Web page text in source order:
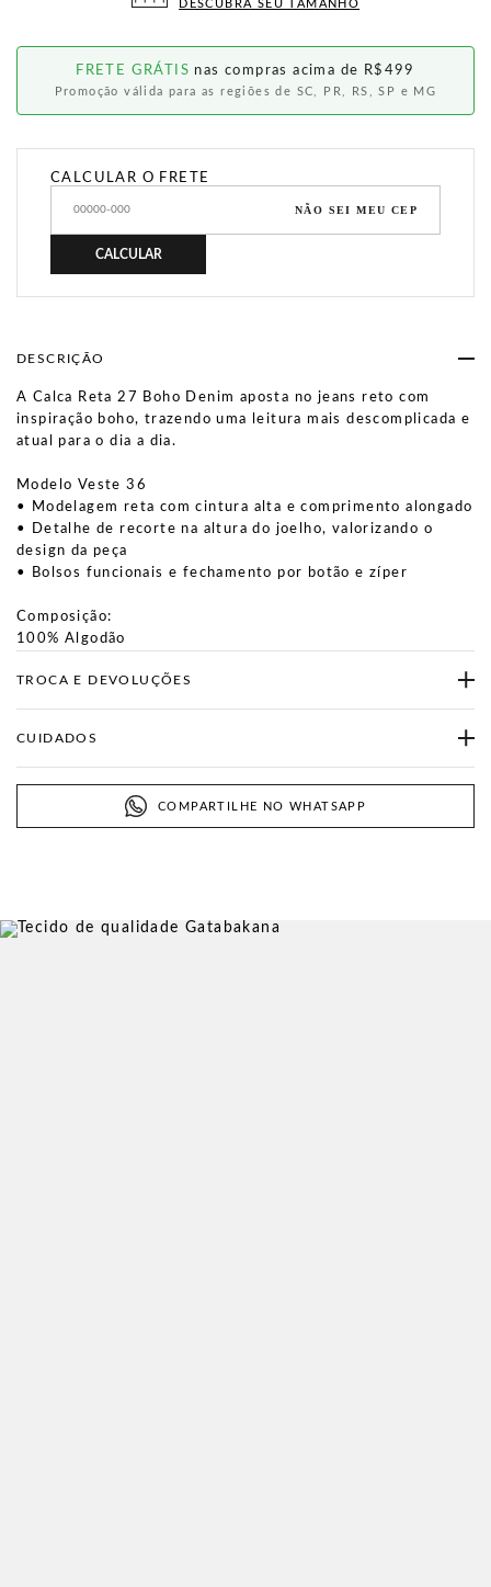
DESCUBRA SEU TAMANHO
FRETE GRÁTIS nas compras acima de R$499
Promoção válida para as regiões de SC, PR, RS, SP e MG
CALCULAR O FRETE
NÃO SEI MEU CEP
CALCULAR
DESCRIÇÃO
A Calca Reta 27 Boho Denim aposta no jeans reto com
inspiração boho, trazendo uma leitura mais descomplicada e
atual para o dia a dia.
Modelo Veste 36
• Modelagem reta com cintura alta e comprimento alongado
• Detalhe de recorte na altura do joelho, valorizando o
design da peça
• Bolsos funcionais e fechamento por botão e zíper
Composição:
100% Algodão
TROCA E DEVOLUÇÕES
CUIDADOS
COMPARTILHE NO WHATSAPP